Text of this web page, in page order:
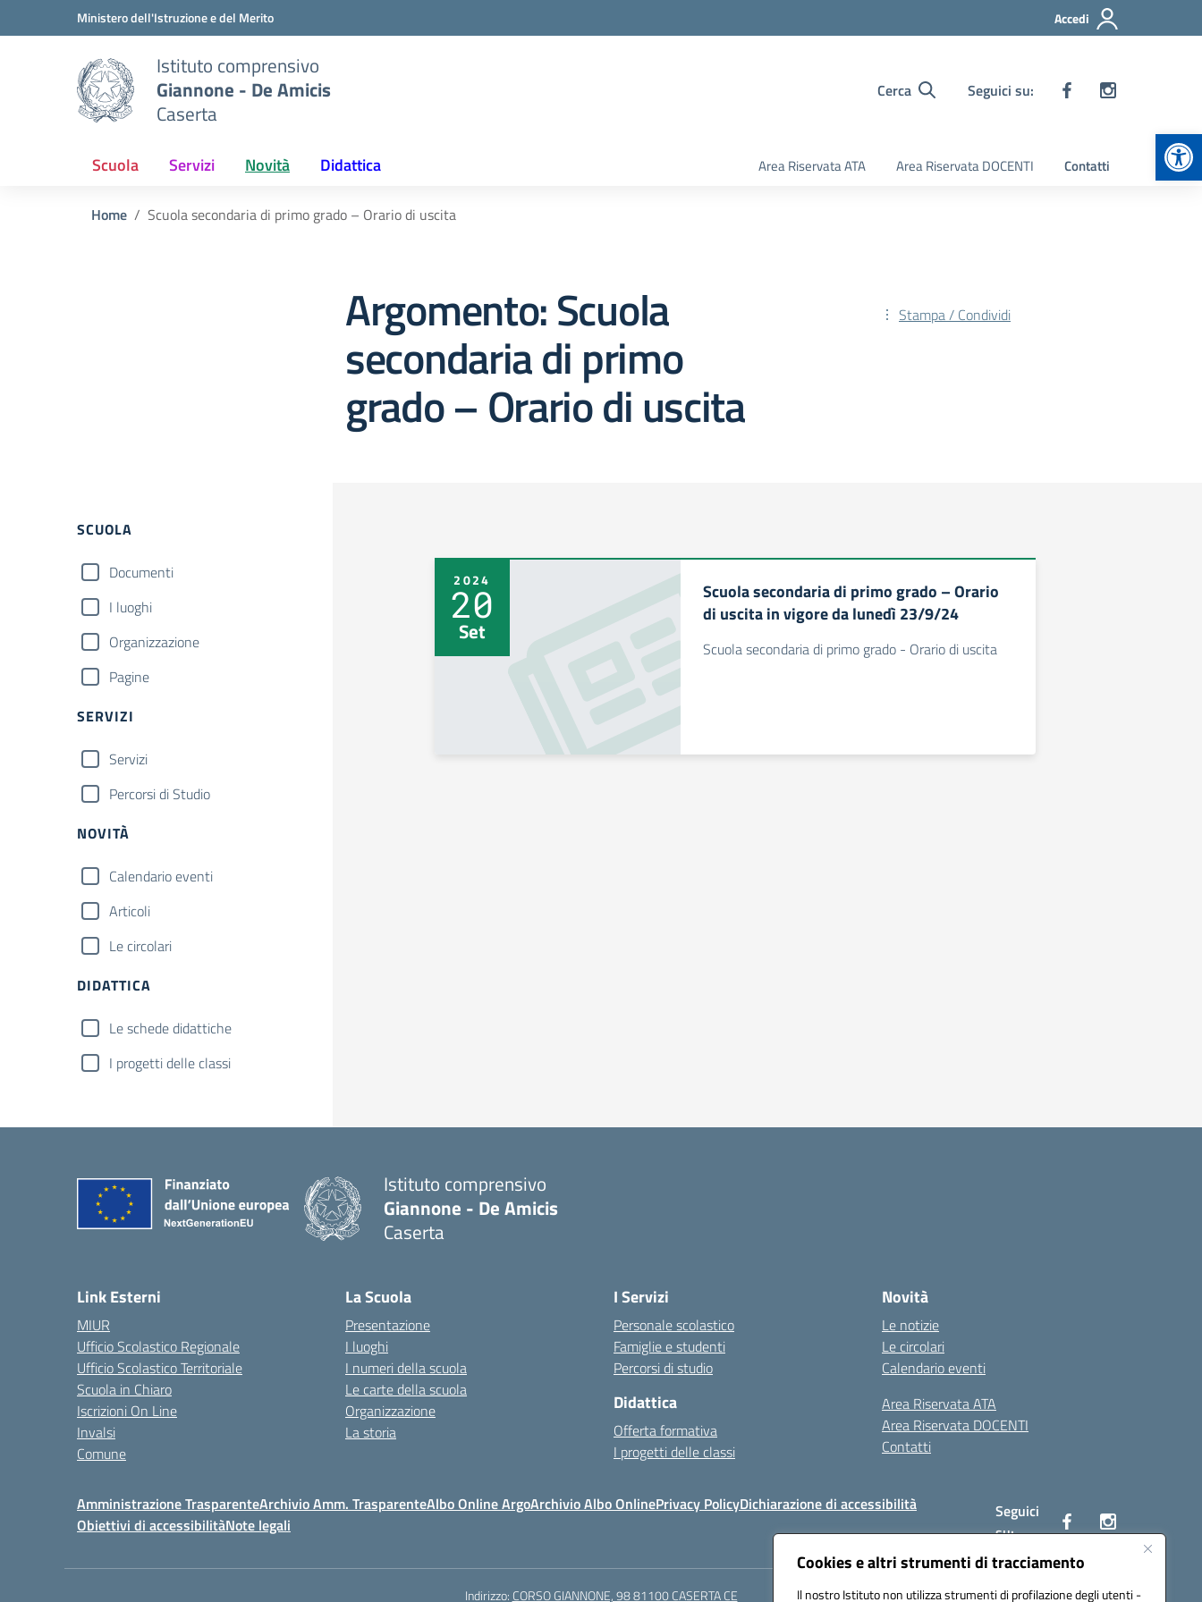
Cookies e altri strumenti di tracciamento
Il nostro Istituto non utilizza strumenti di profilazione degli utenti -
Vai ai contenuti
Vai al menu di navigazioneMinistero dell'Istruzione e del Merito Accedi
Istituto comprensivo
Giannone - De Amicis
Caserta
Cerca Seguici su:
Scuola Servizi Novità Didattica Area Riservata ATA Area Riservata DOCENTI Contatti
Home Scuola secondaria di primo grado – Orario di uscita
Argomento: Scuola
secondaria di primo
grado – Orario di uscita
Stampa / Condividi
Filtri
SCUOLA
Documenti
I luoghi
Organizzazione
Pagine
SERVIZI
Servizi
Percorsi di Studio
NOVITÀ
Calendario eventi
Articoli
Le circolari
DIDATTICA
Le schede didattiche
I progetti delle classi
2024
20
Set
Scuola secondaria di primo grado – Orario
di uscita in vigore da lunedì 23/9/24
Scuola secondaria di primo grado - Orario di uscita
Istituto comprensivo
Giannone - De Amicis
Caserta
Link Esterni
MIUR
Ufficio Scolastico Regionale
Ufficio Scolastico Territoriale
Scuola in Chiaro
Iscrizioni On Line
Invalsi
Comune
La Scuola
Presentazione
I luoghi
I numeri della scuola
Le carte della scuola
Organizzazione
La storia
I Servizi
Personale scolastico
Famiglie e studenti
Percorsi di studio
Didattica
Offerta formativa
I progetti delle classi
Novità
Le notizie
Le circolari
Calendario eventi
Area Riservata ATA
Area Riservata DOCENTI
Contatti
Amministrazione TrasparenteArchivio Amm. TrasparenteAlbo Online ArgoArchivio Albo OnlinePrivacy PolicyDichiarazione di accessibilità
Obiettivi di accessibilitàNote legali
Seguici
su:
Indirizzo: CORSO GIANNONE, 98 81100 CASERTA CE